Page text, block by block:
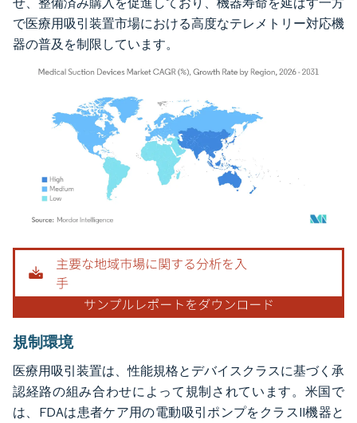
で医療用吸引装置市場における高度なテレメトリー対応機
器の普及を制限しています。
画像 © Mordor Intelligence。再利用にはCC BY 4.0の表示が必要です。
規制環境
医療用吸引装置は、性能規格とデバイスクラスに基づく承
認経路の組み合わせによって規制されています。米国で
は、FDAは患者ケア用の電動吸引ポンプをクラスII機器と